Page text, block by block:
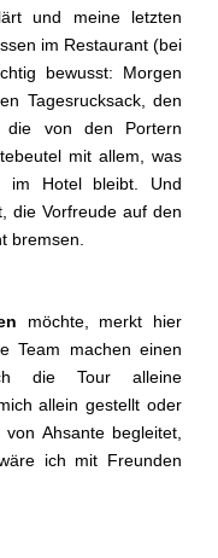
und meine letzten
im Restaurant (bei
bewusst: Morgen
Tagesrucksack, den
die von den Portern
mit allem, was
im Hotel bleibt. Und
die Vorfreude auf den
bremsen.
möchte, merkt hier
Team machen einen
die Tour alleine
allein gestellt oder
Ahsante begleitet,
ich mit Freunden